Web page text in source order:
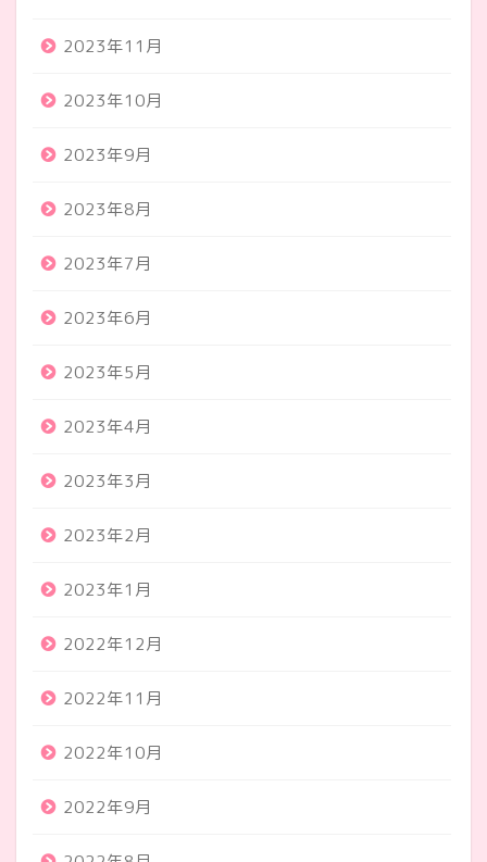
2023年11月
2023年10月
2023年9月
2023年8月
2023年7月
2023年6月
2023年5月
2023年4月
2023年3月
2023年2月
2023年1月
2022年12月
2022年11月
2022年10月
2022年9月